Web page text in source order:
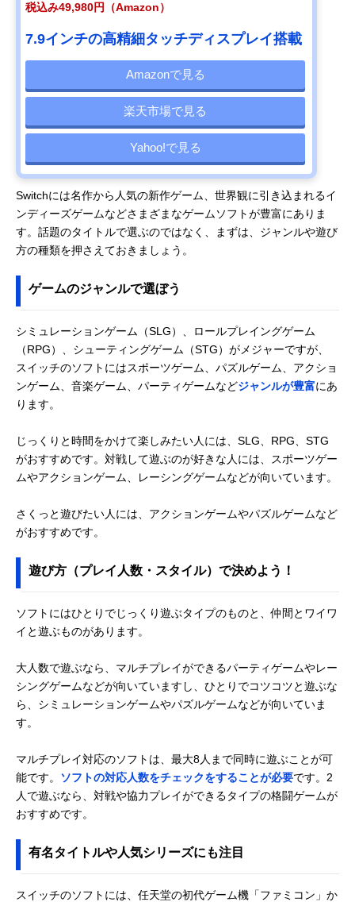
税込み49,980円（Amazon）
7.9インチの高精細タッチディスプレイ搭載
Amazonで見る
楽天市場で見る
Yahoo!で見る
Switchには名作から人気の新作ゲーム、世界観に引き込まれるイ
ンディーズゲームなどさまざまなゲームソフトが豊富にありま
す。話題のタイトルで選ぶのではなく、まずは、ジャンルや遊び
方の種類を押さえておきましょう。
ゲームのジャンルで選ぼう
シミュレーションゲーム（SLG）、ロールプレイングゲーム
（RPG）、シューティングゲーム（STG）がメジャーですが、
スイッチのソフトにはスポーツゲーム、パズルゲーム、アクショ
ンゲーム、音楽ゲーム、パーティゲームなどジャンルが豊富にあ
ります。
じっくりと時間をかけて楽しみたい人には、SLG、RPG、STG
がおすすめです。対戦して遊ぶのが好きな人には、スポーツゲー
ムやアクションゲーム、レーシングゲームなどが向いています。
さくっと遊びたい人には、アクションゲームやパズルゲームなど
がおすすめです。
遊び方（プレイ人数・スタイル）で決めよう！
ソフトにはひとりでじっくり遊ぶタイプのものと、仲間とワイワ
イと遊ぶものがあります。
大人数で遊ぶなら、マルチプレイができるパーティゲームやレー
シングゲームなどが向いていますし、ひとりでコツコツと遊ぶな
ら、シミュレーションゲームやパズルゲームなどが向いていま
す。
マルチプレイ対応のソフトは、最大8人まで同時に遊ぶことが可
能です。 ソフトの対応人数をチェックをすることが必要です。2
人で遊ぶなら、対戦や協力プレイができるタイプの格闘ゲームが
おすすめです。
有名タイトルや人気シリーズにも注目
スイッチのソフトには、任天堂の初代ゲーム機「ファミコン」か